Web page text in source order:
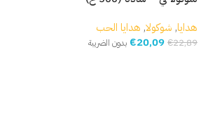
هدايا, شوكولا, هدايا الحب
€22,89
€20,09 بدون الضريبة